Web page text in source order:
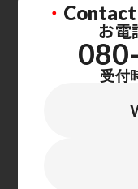
・ Contact
お電
受付